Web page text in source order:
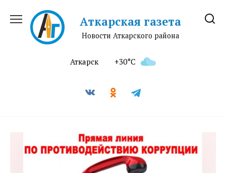
содержанию
Аткарская газета
Новости Аткарского района
Аткарск +30°C